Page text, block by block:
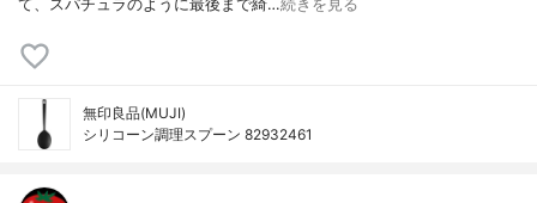
て、スパチュラのように最後まで綺…続きを見る
無印良品(MUJI)
シリコーン調理スプーン 82932461